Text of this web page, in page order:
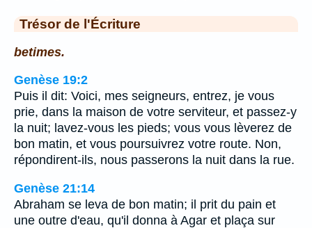
Trésor de l'Écriture
betimes.
Genèse 19:2
Puis il dit: Voici, mes seigneurs, entrez, je vous
prie, dans la maison de votre serviteur, et passez-y
la nuit; lavez-vous les pieds; vous vous lèverez de
bon matin, et vous poursuivrez votre route. Non,
répondirent-ils, nous passerons la nuit dans la rue.
Genèse 21:14
Abraham se leva de bon matin; il prit du pain et
une outre d'eau, qu'il donna à Agar et plaça sur